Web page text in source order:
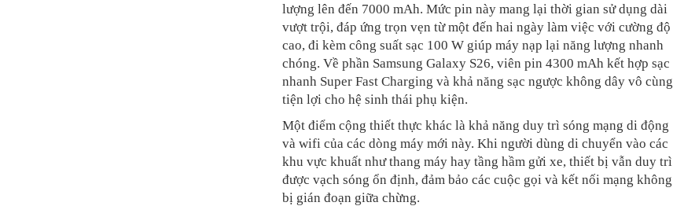
lượng lên đến 7000 mAh. Mức pin này mang lại thời gian sử dụng dài
vượt trội, đáp ứng trọn vẹn từ một đến hai ngày làm việc với cường độ
cao, đi kèm công suất sạc 100 W giúp máy nạp lại năng lượng nhanh
chóng. Về phần Samsung Galaxy S26, viên pin 4300 mAh kết hợp sạc
nhanh Super Fast Charging và khả năng sạc ngược không dây vô cùng
tiện lợi cho hệ sinh thái phụ kiện.
Một điểm cộng thiết thực khác là khả năng duy trì sóng mạng di động
và wifi của các dòng máy mới này. Khi người dùng di chuyển vào các
khu vực khuất như thang máy hay tầng hầm gửi xe, thiết bị vẫn duy trì
được vạch sóng ổn định, đảm bảo các cuộc gọi và kết nối mạng không
bị gián đoạn giữa chừng.